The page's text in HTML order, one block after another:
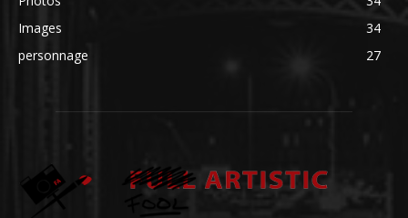
Images
34
personnage
27